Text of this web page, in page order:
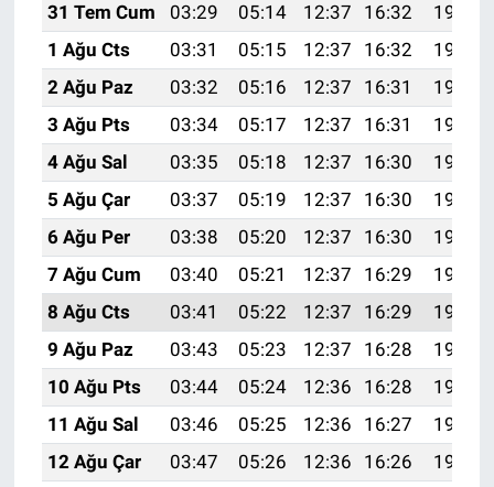
31 Tem Cum
03:29 05:14 12:37 16:32
19:51
1 Ağu Cts
03:31 05:15 12:37 16:32
19:50
2 Ağu Paz
03:32 05:16 12:37 16:31
19:49
3 Ağu Pts
03:34 05:17 12:37 16:31
19:48
4 Ağu Sal
03:35 05:18 12:37 16:30
19:47
5 Ağu Çar
03:37 05:19 12:37 16:30
19:45
6 Ağu Per
03:38 05:20 12:37 16:30
19:44
7 Ağu Cum
03:40 05:21 12:37 16:29
19:43
8 Ağu Cts
03:41 05:22 12:37 16:29
19:42
9 Ağu Paz
03:43 05:23 12:37 16:28
19:41
10 Ağu Pts
03:44 05:24 12:36 16:28
19:39
11 Ağu Sal
03:46 05:25 12:36 16:27
19:38
12 Ağu Çar
03:47 05:26 12:36 16:26
19:37